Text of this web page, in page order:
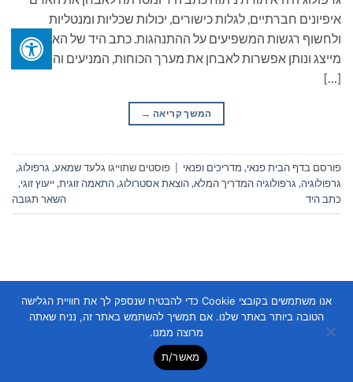
איפיונים חברתיים, לגלות כישורים, יכולות שכליות ומנטליות
ולחשוף רגשות המשפיעים על ההתנהגות. כתב היד של האדם
מייצג ונותן אפשרות לאבחן את מערך הכוחות, המניעים והחוויות
[…]
המשך קריאה →
פורסם בדף הבית פנאי, מדריכים ופנאי פוסטים שתוייגו גלעד שמאע, גרפולוג,
גרפולוגיה, גרפולוגיה המדריך המלא,הוצאת אסטרולוג,התאמה זוגית,ייעוץ זוגי,
כתב היד
השאר תגובה
Copyright 2026 ©
אנו משתמשים בקובצי Cookie כדי להבטיח שנספק לך את חוויית הגלישה
הטובה ביותר באתר שלנו. אם תמשיך להשתמש באתר זה, נניח שאתה
מרוצה ממנו.
מאשר/ת